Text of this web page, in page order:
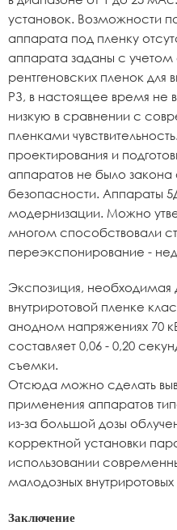
установок. Возможности
аппарата под пленку
аппарата заданы с учетом
рентгеновских пленок для
РЗ, в настоящее время
низкую в сравнении с
пленками
проектирования и
аппаратов не было
безопасности. Аппараты
модернизации. Можно
многом способствовали
переэкспонирование -
Экспозиция, необходимая
внутриротовой пленке
анодном напряжениях 70
составляет 0,06 - 0,20
съемки.
Отсюда можно сделать
применения аппаратов
из-за большой дозы
корректной установки
использовании
малодозных
Заключение